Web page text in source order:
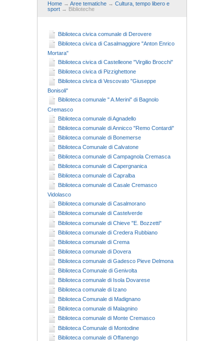
Home → Aree tematiche → Cultura, tempo libero e
sport → Biblioteche
Biblioteca civica comunale di Derovere
Biblioteca civica di Casalmaggiore "Anton Enrico
Mortara"
Biblioteca civica di Castelleone "Virgilio Brocchi"
Biblioteca civica di Pizzighettone
Biblioteca civica di Vescovato "Giuseppe
Bonisoli"
Biblioteca comunale " A.Merini" di Bagnolo
Cremasco
Biblioteca comunale di Agnadello
Biblioteca comunale di Annicco "Remo Contardi"
Biblioteca comunale di Bonemerse
Biblioteca Comunale di Calvatone
Biblioteca comunale di Campagnola Cremasca
Biblioteca comunale di Capergnanica
Biblioteca comunale di Capralba
Biblioteca comunale di Casale Cremasco
Vidolasco
Biblioteca comunale di Casalmorano
Biblioteca comunale di Castelverde
Biblioteca comunale di Chieve "E. Bozzetti"
Biblioteca comunale di Credera Rubbiano
Biblioteca comunale di Crema
Biblioteca comunale di Dovera
Biblioteca comunale di Gadesco Pieve Delmona
Biblioteca Comunale di Genivolta
Biblioteca comunale di Isola Dovarese
Biblioteca comunale di Izano
Biblioteca Comunale di Madignano
Biblioteca comunale di Malagnino
Biblioteca comunale di Monte Cremasco
Biblioteca Comunale di Montodine
Biblioteca comunale di Offanengo